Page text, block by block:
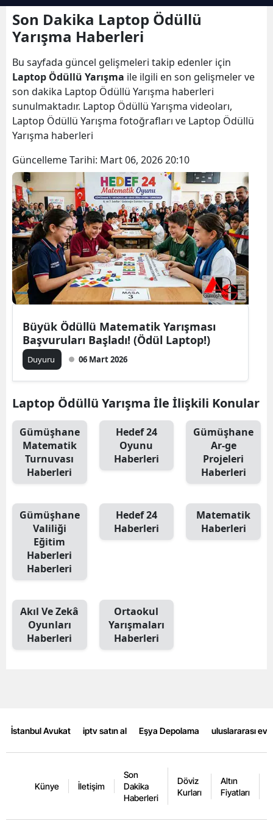
Bilecik
Bitlis
Bolu
Burdur
Çanakkale
Çankırı
Çorum
Denizli
Diyarbakır
Edirne
Erzincan
Gaziantep
Giresun
Gümüşhane
Hatay
Isparta
İzmir
Kars
Kırşehir
Son Dakika Laptop Ödüllü
Yarışma Haberleri
Bu sayfada güncel gelişmeleri takip edenler için
Laptop Ödüllü Yarışma ile ilgili en son gelişmeler ve
son dakika Laptop Ödüllü Yarışma haberleri
sunulmaktadır. Laptop Ödüllü Yarışma videoları,
Laptop Ödüllü Yarışma fotoğrafları ve Laptop Ödüllü
Yarışma haberleri
Güncelleme Tarihi: Mart 06, 2026 20:10
Büyük Ödüllü Matematik Yarışması
Başvuruları Başladı! (Ödül Laptop!)
Duyuru 06 Mart 2026
Laptop Ödüllü Yarışma İle İlişkili Konular
Gümüşhane
Matematik
Turnuvası
Haberleri
Hedef 24
Oyunu
Haberleri
Gümüşhane
Ar-ge
Projeleri
Haberleri
Gümüşhane
Valiliği
Eğitim
Haberleri
Haberleri
Hedef 24
Haberleri
Matematik
Haberleri
Akıl Ve Zekâ
Oyunları
Haberleri
Ortaokul
Yarışmaları
Haberleri
İstanbul Avukat iptv satın al Eşya Depolama uluslararası
Künye İletişim
Son
Dakika
Haberleri
Döviz
Kurları
Altın
Fiyatları